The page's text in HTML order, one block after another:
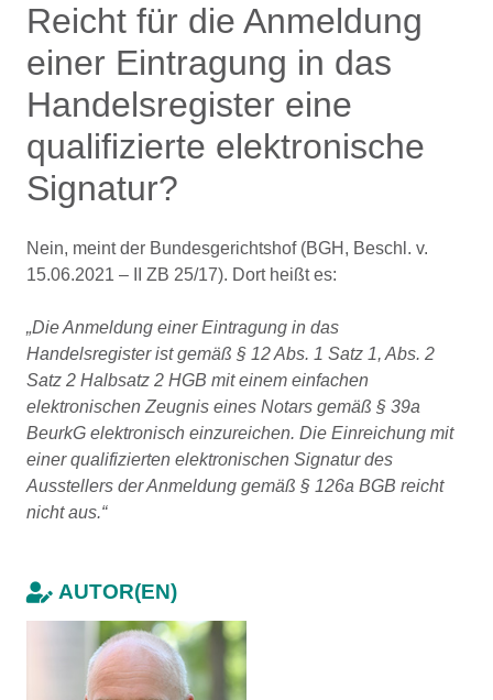
Reicht für die Anmeldung
einer Eintragung in das
Handelsregister eine
qualifizierte elektronische
Signatur?
Nein, meint der Bundesgerichtshof (BGH, Beschl. v.
15.06.2021 – II ZB 25/17). Dort heißt es:
„Die Anmeldung einer Eintragung in das
Handelsregister ist gemäß § 12 Abs. 1 Satz 1, Abs. 2
Satz 2 Halbsatz 2 HGB mit einem einfachen
elektronischen Zeugnis eines Notars gemäß § 39a
BeurkG elektronisch einzureichen. Die Einreichung mit
einer qualifizierten elektronischen Signatur des
Ausstellers der Anmeldung gemäß § 126a BGB reicht
nicht aus.“
AUTOR(EN)